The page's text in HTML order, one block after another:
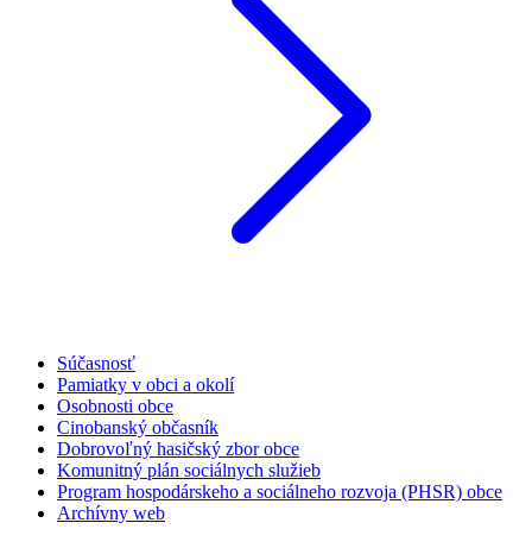
Súčasnosť
Pamiatky v obci a okolí
Osobnosti obce
Cinobanský občasník
Dobrovoľný hasičský zbor obce
Komunitný plán sociálnych služieb
Program hospodárskeho a sociálneho rozvoja (PHSR) obce
Archívny web